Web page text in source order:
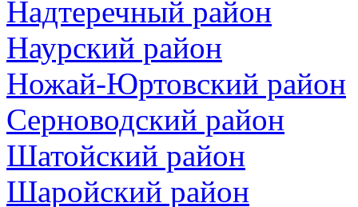
Надтеречный район
Наурский район
Ножай-Юртовский район
Серноводский район
Шатойский район
Шаройский район